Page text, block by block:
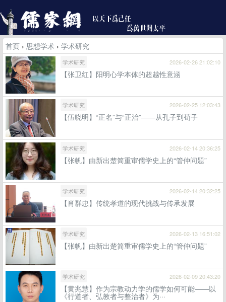
首页 › 思想学术 › 学术研究
学术研究 2026-02-26 21:02:10
【张卫红】阳明心学本体的超越性意涵
学术研究 2026-02-25 12:03:43
【伍晓明】“正名”与“正治”——从孔子到荀子
学术研究 2026-02-14 20:36:25
【张帆】由新出楚简重审儒学史上的“管仲问题”
学术研究 2026-02-14 20:32:25
【肖群忠】传统孝道的现代挑战与传承发展
学术研究 2026-02-13 16:51:02
【张帆】由新出楚简重审儒学史上的“管仲问题”
学术研究 2026-02-09 20:43:20
【黄兆慧】作为宗教动力学的儒学如何可能——以
《行道者、弘教者与整治者》为···